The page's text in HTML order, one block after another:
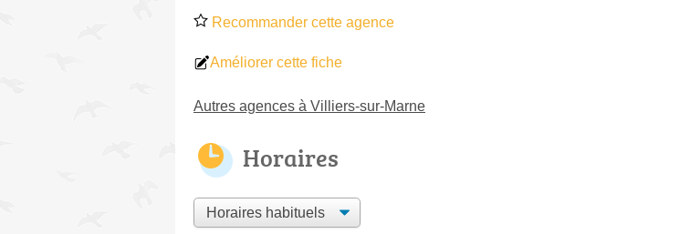
Recommander cette agence
Améliorer cette fiche
Autres agences à Villiers-sur-Marne
Horaires